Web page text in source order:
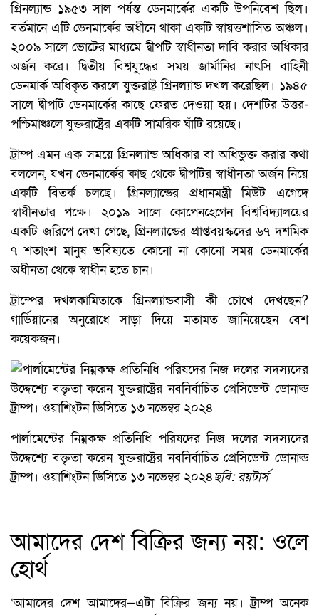
গ্রিনল্যান্ড ১৯৫৩ সাল পর্যন্ত ডেনমার্কের একটি উপনিবেশ ছিল।
বর্তমানে এটি ডেনমার্কের অধীনে থাকা একটি স্বায়ত্তশাসিত অঞ্চল।
২০০৯ সালে ভোটের মাধ্যমে দ্বীপটি স্বাধীনতা দাবি করার অধিকার
অর্জন করে। দ্বিতীয় বিশ্বযুদ্ধের সময় জার্মানির নাৎসি বাহিনী
ডেনমার্ক অধিকৃত করলে যুক্তরাষ্ট্র গ্রিনল্যান্ড দখল করেছিল। ১৯৪৫
সালে দ্বীপটি ডেনমার্কের কাছে ফেরত দেওয়া হয়। দেশটির উত্তর-
পশ্চিমাঞ্চলে যুক্তরাষ্ট্রের একটি সামরিক ঘাঁটি রয়েছে।
ট্রাম্প এমন এক সময়ে গ্রিনল্যান্ড অধিকার বা অধিভুক্ত করার কথা
বললেন, যখন ডেনমার্কের কাছ থেকে দ্বীপটির স্বাধীনতা অর্জন নিয়ে
একটি বিতর্ক চলছে। গ্রিনল্যান্ডের প্রধানমন্ত্রী মিউট এগেদে
স্বাধীনতার পক্ষে। ২০১৯ সালে কোপেনহেগেন বিশ্ববিদ্যালয়ের
একটি জরিপে দেখা গেছে, গ্রিনল্যান্ডের প্রাপ্তবয়স্কদের ৬৭ দশমিক
৭ শতাংশ মানুষ ভবিষ্যতে কোনো না কোনো সময় ডেনমার্কের
অধীনতা থেকে স্বাধীন হতে চান।
ট্রাম্পের দখলকামিতাকে গ্রিনল্যান্ডবাসী কী চোখে দেখছেন?
গার্ডিয়ানের অনুরোধে সাড়া দিয়ে মতামত জানিয়েছেন বেশ
কয়েকজন।
পার্লামেন্টের নিম্নকক্ষ প্রতিনিধি পরিষদের নিজ দলের সদস্যদের
উদ্দেশ্যে বক্তৃতা করেন যুক্তরাষ্ট্রের নবনির্বাচিত প্রেসিডেন্ট ডোনাল্ড
ট্রাম্প। ওয়াশিংটন ডিসিতে ১৩ নভেম্বর ২০২৪ছবি: রয়টার্স
আমাদের দেশ বিক্রির জন্য নয়: ওলে
হোর্থ
‘আমাদের দেশ আমাদের—এটা বিক্রির জন্য নয়। ট্রাম্প অনেক